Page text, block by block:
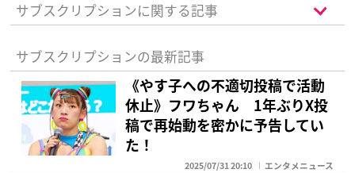
サブスクリプションに関する記事
サブスクリプションの最新記事
《やす子への不適切投稿で活動
休止》フワちゃん 1年ぶりX投
稿で再始動を密かに予告してい
た！
2025/07/31 20:10 エンタメニュース